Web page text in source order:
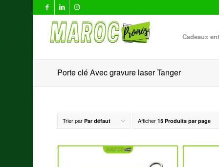
Cadeaux
Porte clé Avec gravure laser Tanger
Trier parPar défaut Afficher15 Produits par page